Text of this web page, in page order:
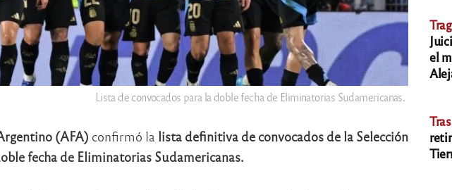
Lista de convocados para la doble fecha de Eliminatorias Sudamericanas.
(AFA) confirmó la lista definitiva de convocados de la Selección
fecha de Eliminatorias Sudamericanas.
el